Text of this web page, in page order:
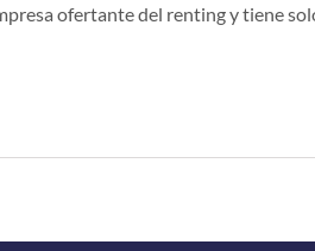
ofertante del renting y tiene